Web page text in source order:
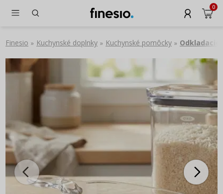
0
Finesio » Kuchynské doplnky » Kuchynské pomôcky » Odkladacie